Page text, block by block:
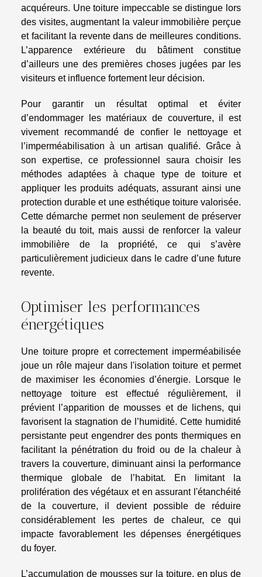
acquéreurs. Une toiture impeccable se distingue lors
des visites, augmentant la valeur immobilière perçue
et facilitant la revente dans de meilleures conditions.
L’apparence extérieure du bâtiment constitue
d’ailleurs une des premières choses jugées par les
visiteurs et influence fortement leur décision.
Pour garantir un résultat optimal et éviter
d’endommager les matériaux de couverture, il est
vivement recommandé de confier le nettoyage et
l’imperméabilisation à un artisan qualifié. Grâce à
son expertise, ce professionnel saura choisir les
méthodes adaptées à chaque type de toiture et
appliquer les produits adéquats, assurant ainsi une
protection durable et une esthétique toiture valorisée.
Cette démarche permet non seulement de préserver
la beauté du toit, mais aussi de renforcer la valeur
immobilière de la propriété, ce qui s’avère
particulièrement judicieux dans le cadre d’une future
revente.
Optimiser les performances
énergétiques
Une toiture propre et correctement imperméabilisée
joue un rôle majeur dans l'isolation toiture et permet
de maximiser les économies d’énergie. Lorsque le
nettoyage toiture est effectué régulièrement, il
prévient l’apparition de mousses et de lichens, qui
favorisent la stagnation de l’humidité. Cette humidité
persistante peut engendrer des ponts thermiques en
facilitant la pénétration du froid ou de la chaleur à
travers la couverture, diminuant ainsi la performance
thermique globale de l’habitat. En limitant la
prolifération des végétaux et en assurant l'étanchéité
de la couverture, il devient possible de réduire
considérablement les pertes de chaleur, ce qui
impacte favorablement les dépenses énergétiques
du foyer.
L’accumulation de mousses sur la toiture, en plus de